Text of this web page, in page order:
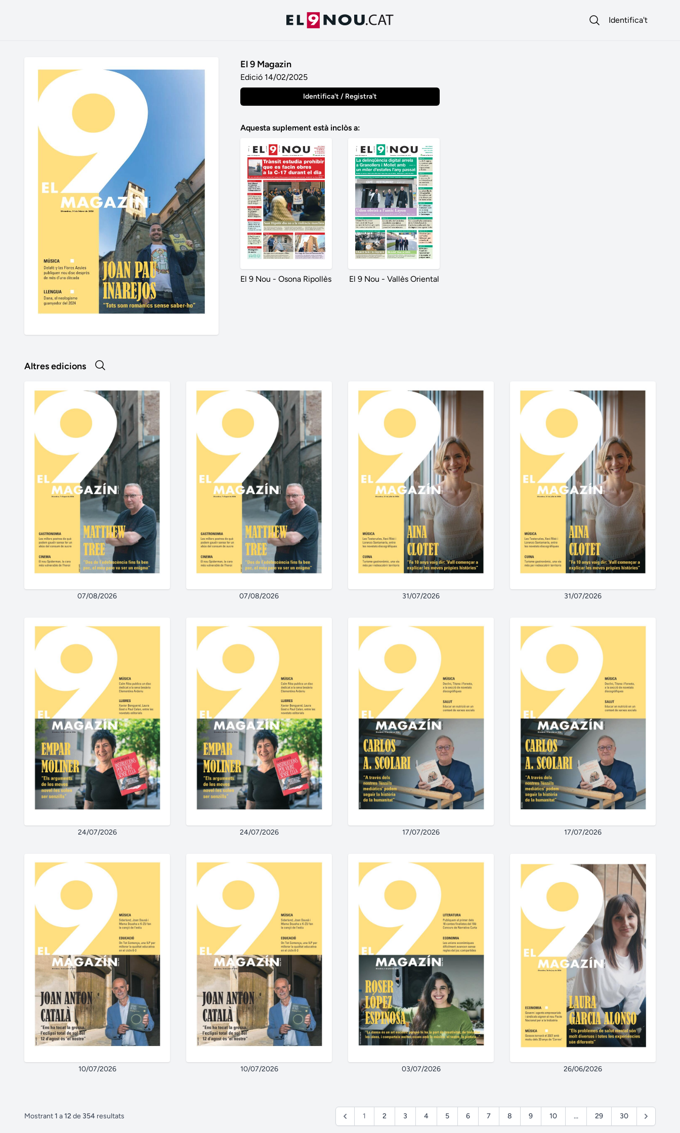
Identifica't
El 9 Magazin
Edició 14/02/2025
Identifica't / Registra't
Aquesta suplement està inclòs a:
El 9 Nou - Osona Ripollès El 9 Nou - Vallès Oriental
Altres edicions
07/08/2026 07/08/2026 31/07/2026 31/07/2026
24/07/2026 24/07/2026 17/07/2026 17/07/2026
10/07/2026 10/07/2026 03/07/2026 26/06/2026
Mostrant1 a12de 354 resultats 1 2 3 4 5 6 7 8 9 10 ... 29 30